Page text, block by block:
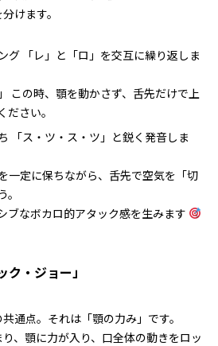
けます。
グ 「レ」と「ロ」を交互に繰り返しま
この時、顎を動かさず、舌先だけで上
さい。
「ス・ツ・ス・ツ」と鋭く発音しま
一定に保ちながら、舌先で空気を「切
ブなボカロ的アタック感を生みます
・ジョー」
通点。それは「顎の力み」です。
、顎に力が入り、口全体の動きをロッ